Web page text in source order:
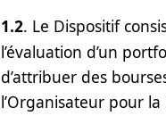
1.2. Le Dispositif
l’évaluation d’un
d’attribuer des
l’Organisateur pour